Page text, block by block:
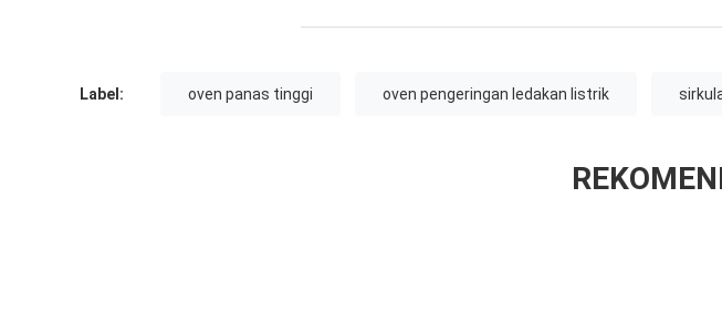
Label: oven panas tinggi oven pengeringan ledakan listrik